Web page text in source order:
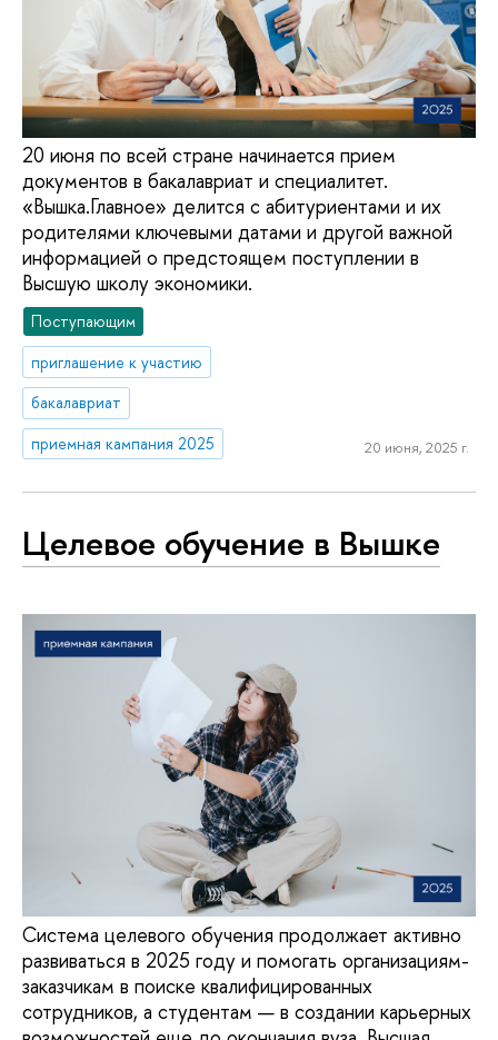
20 июня по всей стране начинается прием
документов в бакалавриат и специалитет.
«Вышка.Главное» делится с абитуриентами и их
родителями ключевыми датами и другой важной
информацией о предстоящем поступлении в
Высшую школу экономики.
Поступающим
приглашение к участию
бакалавриат
приемная кампания 2025
20 июня, 2025 г.
Целевое обучение в Вышке
Система целевого обучения продолжает активно
развиваться в 2025 году и помогать организациям-
заказчикам в поиске квалифицированных
сотрудников, а студентам — в создании карьерных